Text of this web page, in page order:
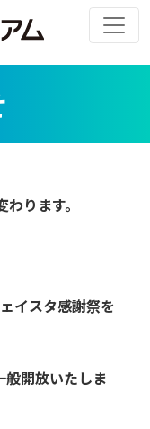
ります。
イスタ感謝祭を
開放いたしま